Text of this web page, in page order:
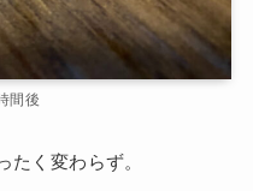
間後
たく変わらず。